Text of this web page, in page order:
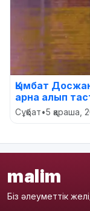
Қымбат
арна алып
Сұқбат•5 қараша,
malim
Біз әлеуметтік